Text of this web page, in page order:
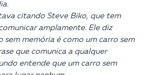
citando Steve Biko, que tem
amplamente. Ele diz
sem memória é como um carro sem
que comunica a qualquer
entende que um carro sem